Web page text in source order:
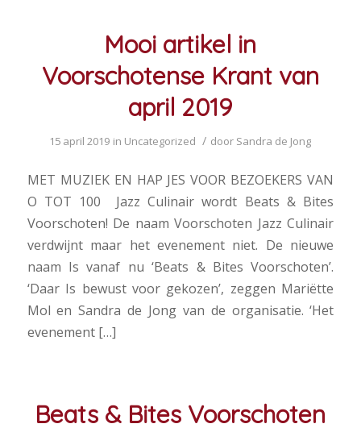
Mooi artikel in
Voorschotense Krant van
april 2019
15 april 2019 in Uncategorized / door Sandra de Jong
MET MUZIEK EN HAP JES VOOR BEZOEKERS VAN
O TOT 100 Jazz Culinair wordt Beats & Bites
Voorschoten! De naam Voorschoten Jazz Culinair
verdwijnt maar het evenement niet. De nieuwe
naam Is vanaf nu ‘Beats & Bites Voorschoten’.
‘Daar Is bewust voor gekozen’, zeggen Mariëtte
Mol en Sandra de Jong van de organisatie. ‘Het
evenement […]
Beats & Bites Voorschoten